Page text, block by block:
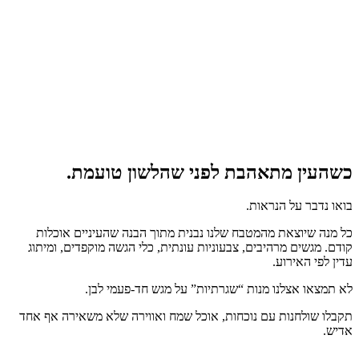
כשהעין מתאהבת לפני שהלשון טועמת.
בואו נדבר על הנראות.
כל מנה שיוצאת מהמטבח שלנו נבנית מתוך הבנה שהעיניים אוכלות
קודם. מגשים מרהיבים, צבעוניות עונתית, כלי הגשה מוקפדים, ומיתוג
עדין לפי האירוע.
לא תמצאו אצלנו מנות “שגרתיות” על מגש חד‑פעמי לבן.
תקבלו שולחנות עם נוכחות, אוכל שמח ואווירה שלא משאירה אף אחד
אדיש.